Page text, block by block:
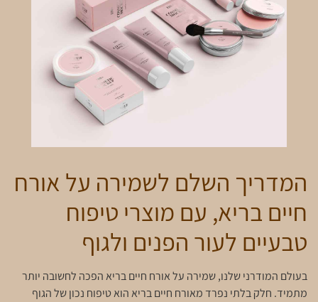
המדריך השלם לשמירה על אורח
חיים בריא, עם מוצרי טיפוח
טבעיים לעור הפנים ולגוף
בעולם המודרני שלנו, שמירה על אורח חיים בריא הפכה לחשובה יותר
מתמיד. חלק בלתי נפרד מאורח חיים בריא הוא טיפוח נכון של הגוף